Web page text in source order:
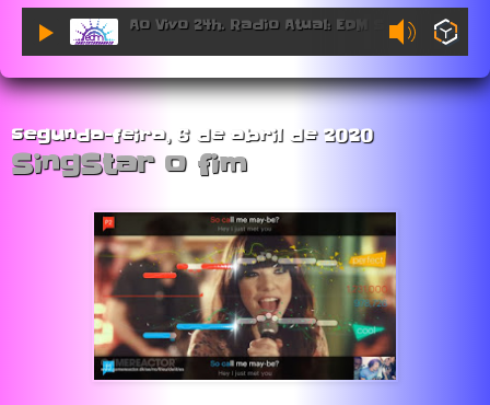
Ao Vivo 24h. Radio Atual: EDM Sessions.
segunda-feira, 6 de abril de 2020
SingStar o fim